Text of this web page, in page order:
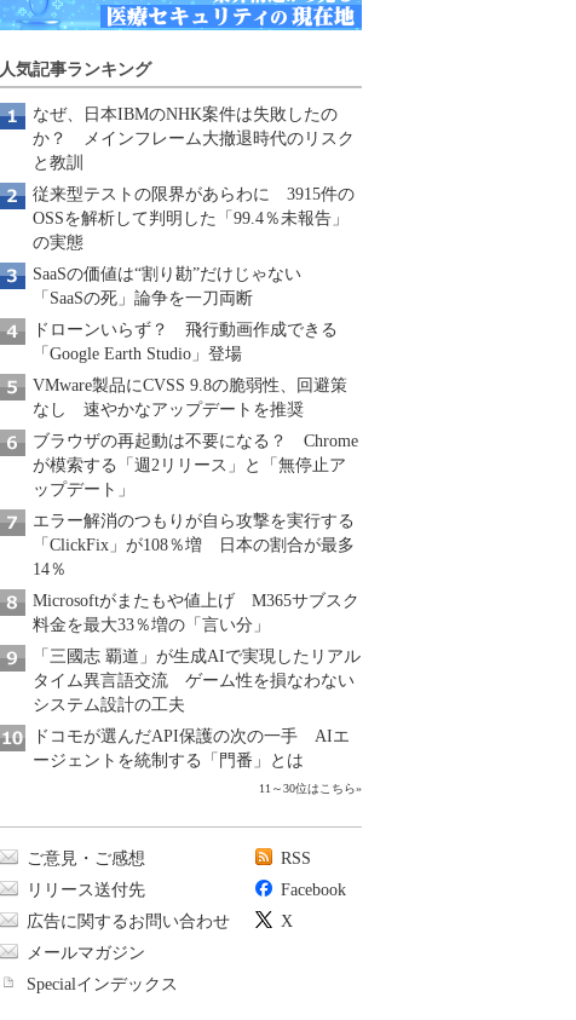
人気記事ランキング
なぜ、日本IBMのNHK案件は失敗したの
か？ メインフレーム大撤退時代のリスク
と教訓
従来型テストの限界があらわに 3915件の
OSSを解析して判明した「99.4％未報告」
の実態
SaaSの価値は“割り勘”だけじゃない
「SaaSの死」論争を一刀両断
ドローンいらず？ 飛行動画作成できる
「Google Earth Studio」登場
VMware製品にCVSS 9.8の脆弱性、回避策
なし 速やかなアップデートを推奨
ブラウザの再起動は不要になる？ Chrome
が模索する「週2リリース」と「無停止ア
ップデート」
エラー解消のつもりが自ら攻撃を実行する
「ClickFix」が108％増 日本の割合が最多
14％
Microsoftがまたもや値上げ M365サブスク
料金を最大33％増の「言い分」
「三國志 覇道」が生成AIで実現したリアル
タイム異言語交流 ゲーム性を損なわない
システム設計の工夫
ドコモが選んだAPI保護の次の一手 AIエ
ージェントを統制する「門番」とは
11～30位はこちら»
ご意見・ご感想
リリース送付先
広告に関するお問い合わせ
メールマガジン
Specialインデックス
RSS
Facebook
X